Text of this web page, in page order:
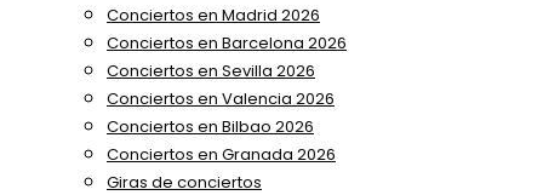
Conciertos en Madrid 2026
Conciertos en Barcelona 2026
Conciertos en Sevilla 2026
Conciertos en Valencia 2026
Conciertos en Bilbao 2026
Conciertos en Granada 2026
Giras de conciertos